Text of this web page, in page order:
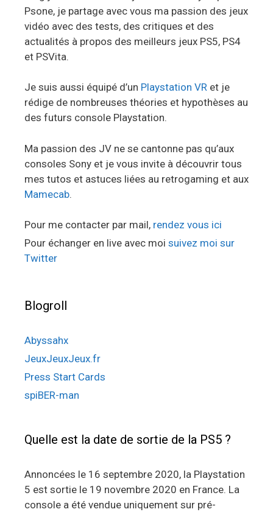
Psone, je partage avec vous ma passion des jeux
vidéo avec des tests, des critiques et des
actualités à propos des meilleurs jeux PS5, PS4
et PSVita.
Je suis aussi équipé d’un Playstation VR et je
rédige de nombreuses théories et hypothèses au
des futurs console Playstation.
Ma passion des JV ne se cantonne pas qu’aux
consoles Sony et je vous invite à découvrir tous
mes tutos et astuces liées au retrogaming et aux
Mamecab.
Pour me contacter par mail, rendez vous ici
Pour échanger en live avec moi suivez moi sur
Twitter
Blogroll
Abyssahx
JeuxJeuxJeux.fr
Press Start Cards
spiBER-man
Quelle est la date de sortie de la PS5 ?
Annoncées le 16 septembre 2020, la Playstation
5 est sortie le 19 novembre 2020 en France. La
console a été vendue uniquement sur pré-